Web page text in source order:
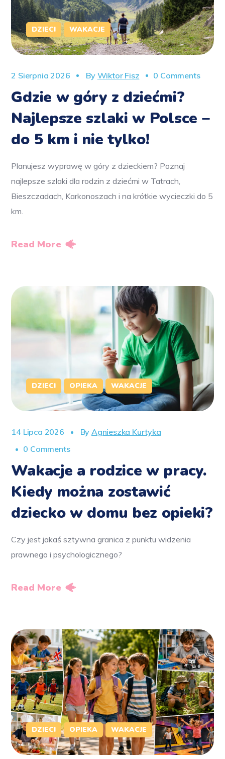
DZIECI WAKACJE
2 Sierpnia 2026 By Wiktor Fisz 0 Comments
Gdzie w góry z dziećmi?
Najlepsze szlaki w Polsce –
do 5 km i nie tylko!
Planujesz wyprawę w góry z dzieckiem? Poznaj
najlepsze szlaki dla rodzin z dziećmi w Tatrach,
Bieszczadach, Karkonoszach i na krótkie wycieczki do 5
km.
Read More
DZIECI OPIEKA WAKACJE
14 Lipca 2026 ByAgnieszka Kurtyka
0 Comments
Wakacje a rodzice w pracy.
Kiedy można zostawić
dziecko w domu bez opieki?
Czy jest jakaś sztywna granica z punktu widzenia
prawnego i psychologicznego?
Read More
DZIECI OPIEKA WAKACJE